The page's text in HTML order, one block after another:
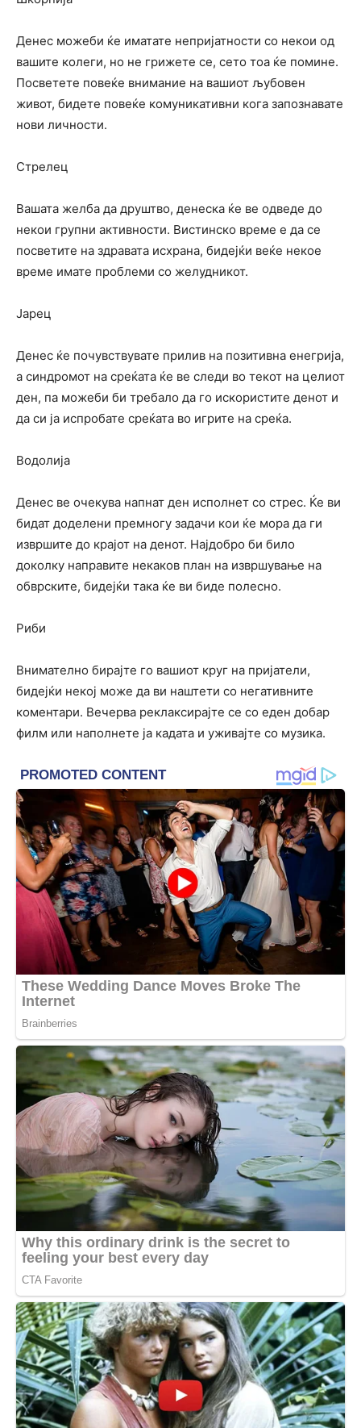
Денес можеби ќе иматате непријатности со некои од
вашите колеги, но не грижете се, сето тоа ќе помине.
Посветете повеќе внимание на вашиот љубовен
живот, бидете повеќе комуникативни кога запознавате
нови личности.
Стрелец
Вашата желба да друштво, денеска ќе ве одведе до
некои групни активности. Вистинско време е да се
посветите на здравата исхрана, бидејќи веќе некое
време имате проблеми со желудникот.
Јарец
Денес ќе почувствувате прилив на позитивна енегрија,
а синдромот на среќата ќе ве следи во текот на целиот
ден, па можеби би требало да го искористите денот и
да си ја испробате среќата во игрите на среќа.
Водолија
Денес ве очекува напнат ден исполнет со стрес. Ќе ви
бидат доделени премногу задачи кои ќе мора да ги
извршите до крајот на денот. Најдобро би било
доколку направите некаков план на извршување на
обврските, бидејќи така ќе ви биде полесно.
Риби
Внимателно бирајте го вашиот круг на пријатели,
бидејќи некој може да ви наштети со негативните
коментари. Вечерва реклаксирајте се со еден добар
филм или наполнете ја кадата и уживајте со музика.